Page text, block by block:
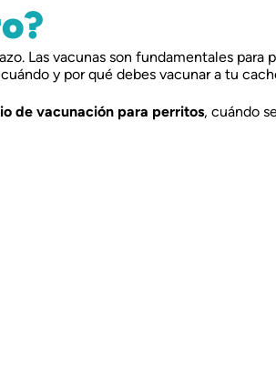
Las vacunas son fundamentales para
y por qué debes vacunar a tu
de vacunación para perritos, cuándo